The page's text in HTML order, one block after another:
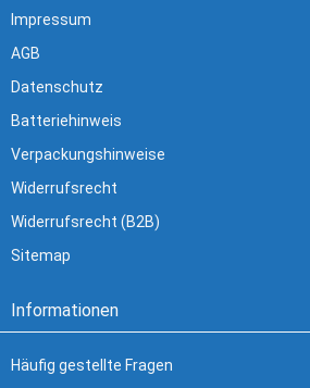
Impressum
AGB
Datenschutz
Batteriehinweis
Verpackungshinweise
Widerrufsrecht
Widerrufsrecht (B2B)
Sitemap
Informationen
Häufig gestellte Fragen